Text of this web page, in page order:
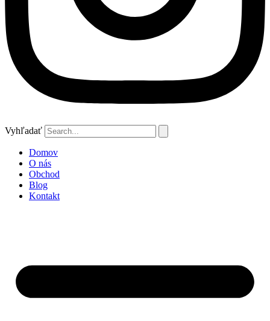
Vyhľadať
Domov
O nás
Obchod
Blog
Kontakt